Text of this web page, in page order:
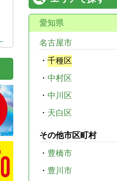
愛知県
名古屋市
・ 千種区
・ 中村区
・ 中川区
・ 天白区
その他市区町村
・ 豊橋市
・ 豊川市